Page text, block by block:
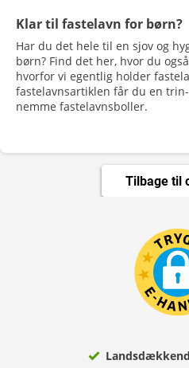
Klar til fastelavn for børn?
Har du det hele til en sjov og
børn? Find det her, hvor du
hvorfor vi egentlig holder
fastelavnsartiklen får du en
nemme fastelavnsboller.
Tilbage til